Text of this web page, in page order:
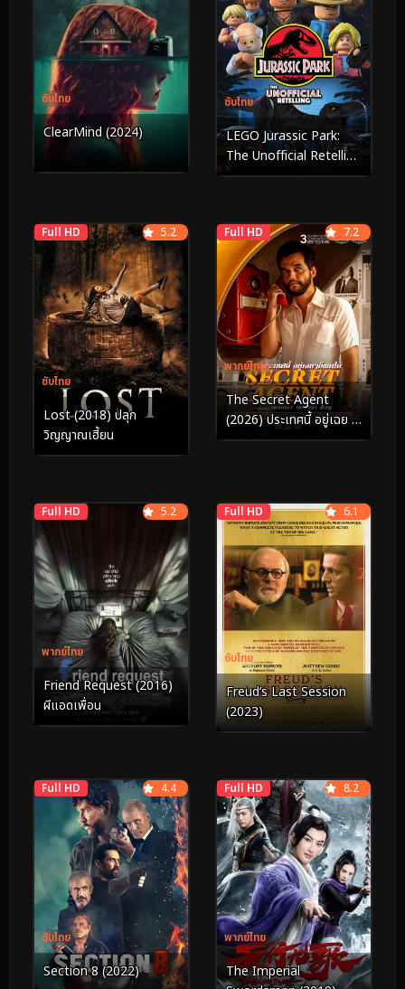
ซับไทย
ClearMind (2024)
ซับไทย
LEGO Jurassic Park:
The Unofficial Retelling
(2023)
Full HD
ซับไทย
5.2
Lost (2018) ปลุก
วิญญาณเฮี้ยน
Full HD
พากย์ไทย
7.2
The Secret Agent
(2026) ประเทศนี้ อยู่เฉย ๆ
ก็ผิดได้
Full HD
พากย์ไทย
5.2
Friend Request (2016)
ผีแอดเพื่อน
Full HD
ซับไทย
6.1
Freud’s Last Session
(2023)
Full HD
ซับไทย
4.4
Section 8 (2022)
Full HD
พากย์ไทย
8.2
The Imperial